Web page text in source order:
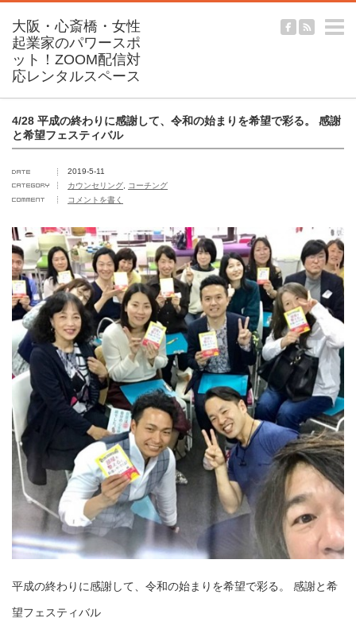
4/28 平成の終わりに感謝して、令和の始まりを希望で彩る。 感謝
と希望フェスティバル
2019-5-11
カウンセリング
コーチング
コメントを書く
平成の終わりに感謝して、令和の始まりを希望で彩る。 感謝と希
望フェスティバル